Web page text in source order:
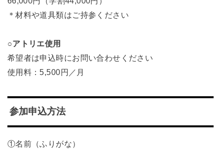
＊材料や道具類はご持参ください
○アトリエ使用
希望者は申込時にお問い合わせください
使用料：5,500円／月
参加申込方法
①名前（ふりがな）